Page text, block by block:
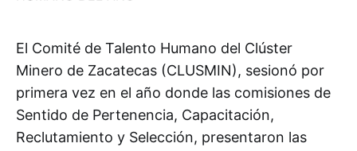
El Comité de Talento Humano del Clúster
Minero de Zacatecas (CLUSMIN), sesionó por
primera vez en el año donde las comisiones de
Sentido de Pertenencia, Capacitación,
Reclutamiento y Selección, presentaron las